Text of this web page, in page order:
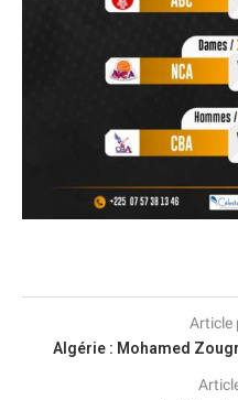
Article
Algérie : Mohamed